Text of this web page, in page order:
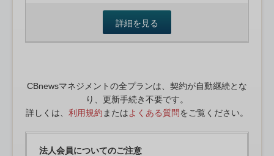
詳細を見る
CBnewsマネジメントの全プランは、契約が自動継続とな
り、更新手続き不要です。
詳しくは、 利用規約 またはよくある質問をご覧ください。
法人会員についてのご注意